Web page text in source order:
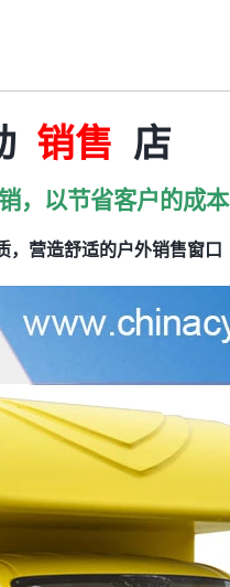
销售 店
，以节省客户的成本
，营造舒适的户外销售窗口